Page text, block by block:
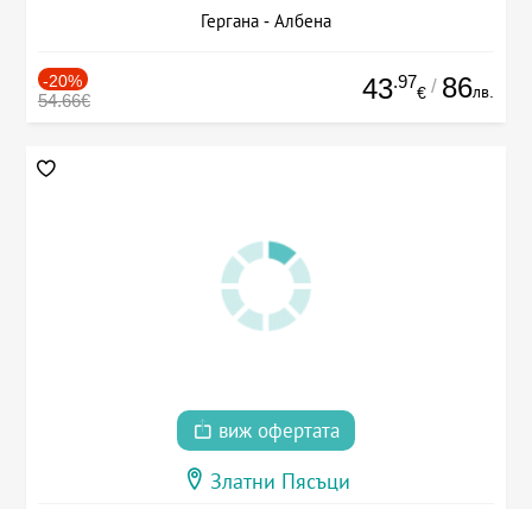
Гергана - Албена
-20%
54.66€ 43.97
€ / 86лв.
виж офертата
Златни Пясъци